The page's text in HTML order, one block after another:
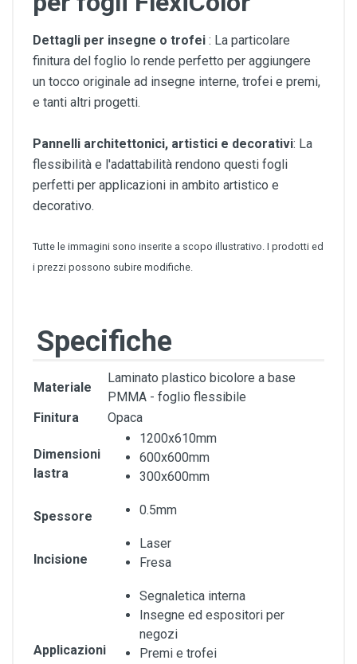
Dettagli per insegne o trofei : La particolare
finitura del foglio lo rende perfetto per aggiungere
un tocco originale ad insegne interne, trofei e premi,
e tanti altri progetti.
Pannelli architettonici, artistici e decorativi: La
flessibilità e l'adattabilità rendono questi fogli
perfetti per applicazioni in ambito artistico e
decorativo.
Tutte le immagini sono inserite a scopo illustrativo. I prodotti ed
i prezzi possono subire modifiche.
Specifiche
Materiale
Laminato plastico bicolore a base
PMMA - foglio flessibile
Finitura
Opaca
Dimensioni
lastra
1200x610mm
600x600mm
300x600mm
Spessore 0.5mm
Incisione
Laser
Fresa
Applicazioni
Segnaletica interna
Insegne ed espositori per
negozi
Premi e trofei